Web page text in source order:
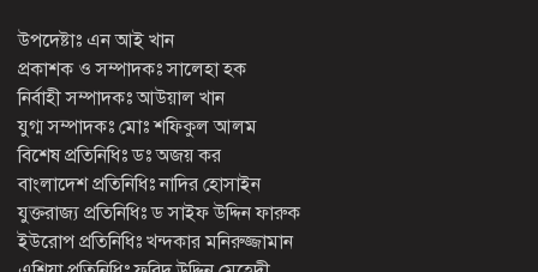
উপদেষ্টাঃ এন আই খান
প্রকাশক ও সম্পাদকঃ সালেহা হক
নির্বাহী সম্পাদকঃ আউয়াল খান
যুগ্ম সম্পাদকঃ মোঃ শফিকুল আলম
বিশেষ প্রতিনিধিঃ ডঃ অজয় কর
বাংলাদেশ প্রতিনিধিঃ নাদির হোসাইন
যুক্তরাজ্য প্রতিনিধিঃ ড সাইফ উদ্দিন ফারুক
ইউরোপ প্রতিনিধিঃ খন্দকার মনিরুজ্জামান